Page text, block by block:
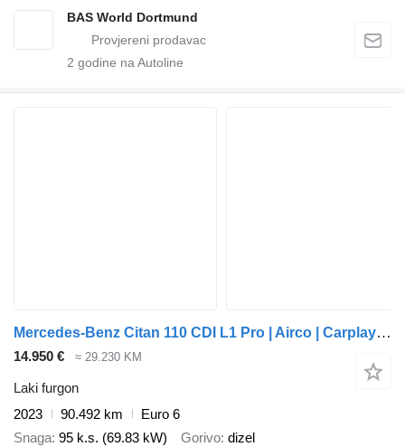
BAS World Dortmund
2 godine na Autoline
Mercedes-Benz Citan 110 CDI L1 Pro | Airco | Carplay | Camera
14.950 € ≈ 29.230 KM
Laki furgon
2023
90.492 km
Euro 6
Snaga 95 k.s. (69.83 kW) Gorivo dizel